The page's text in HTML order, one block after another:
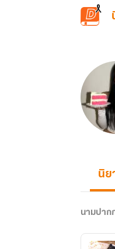
ข้ามไปยังเนื้อหาหลัก
นิย
นามปาก